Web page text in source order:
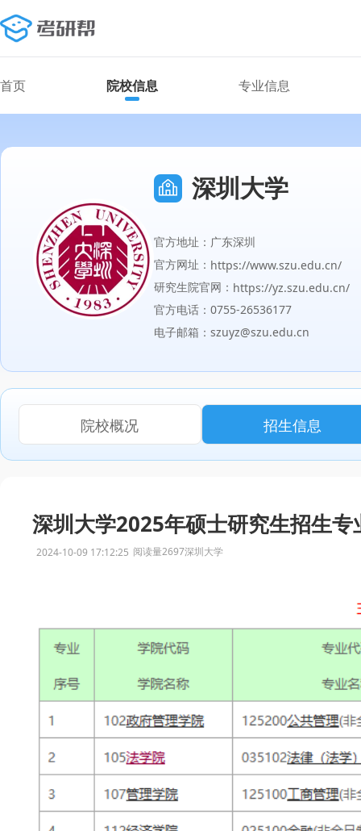
首页 院校信息 专业信息
深圳大学
官方地址：广东深圳
官方网址： https://www.szu.edu.cn/
研究生院官网： https://yz.szu.edu.cn/
官方电话：0755-26536177
电子邮箱：szuyz@szu.edu.cn
院校概况 招生信息
深圳大学2025年硕士研究生招生专
2024-10-09 17:12:25 阅读量2697深圳大学